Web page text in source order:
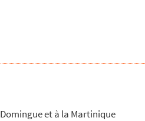
et à la Martinique